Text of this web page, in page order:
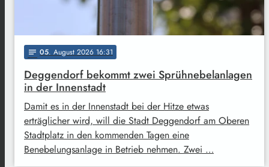
notes 05. August 2026 16:31
Deggendorf bekommt zwei Sprühnebelanlagen
in der Innenstadt
Damit es in der Innenstadt bei der Hitze etwas
erträglicher wird, will die Stadt Deggendorf am Oberen
Stadtplatz in den kommenden Tagen eine
Benebelungsanlage in Betrieb nehmen. Zwei …